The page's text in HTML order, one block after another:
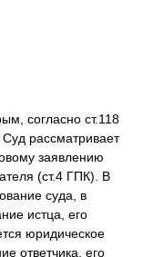
согласно ст.118
рассматривает
заявлению
(ст.4 ГПК). В
суда, в
истца, его
юридическое
ответчика, его